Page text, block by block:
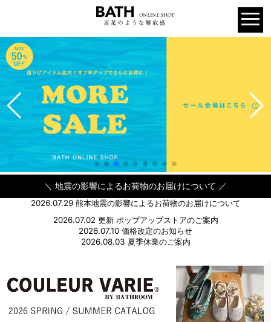
＼ 地震の影響によるお荷物のお届けについて ／
2026.07.29 熊本地震の影響によるお荷物のお届けについて
2026.07.02 更新 ポップアップストアのご案内
2026.07.10 価格改定のお知らせ
2026.08.03 夏季休業のご案内